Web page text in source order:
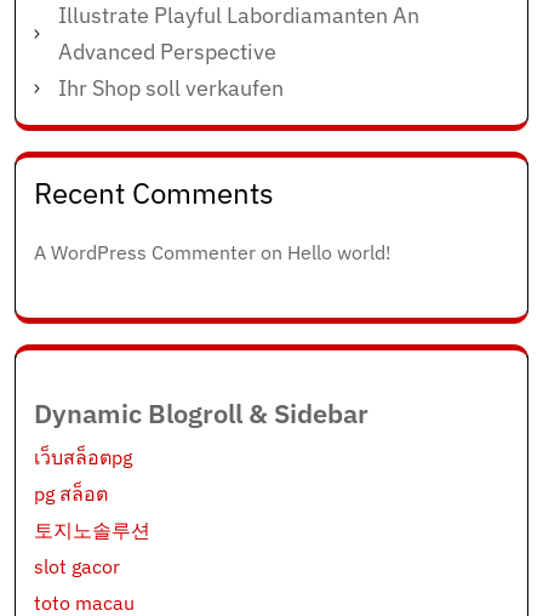
Illustrate Playful Labordiamanten An
Advanced Perspective
Ihr Shop soll verkaufen
Recent Comments
A WordPress Commenter on Hello world!
Dynamic Blogroll & Sidebar
เว็บสล็อตpg
pg สล็อต
토지노솔루션
slot gacor
toto macau